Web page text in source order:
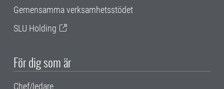
Gemensamma verksamhetsstödet
SLU Holding
För dig som är
Chef/ledare